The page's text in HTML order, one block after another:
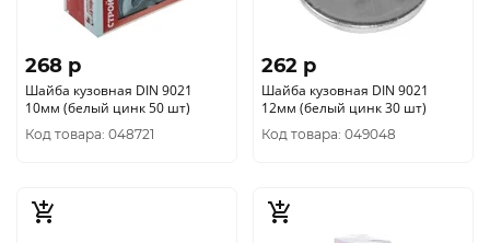
268 p
Шайба кузовная DIN 9021
10мм (белый цинк 50 шт)
Код товара: 048721
262 p
Шайба кузовная DIN 9021
12мм (белый цинк 30 шт)
Код товара: 049048